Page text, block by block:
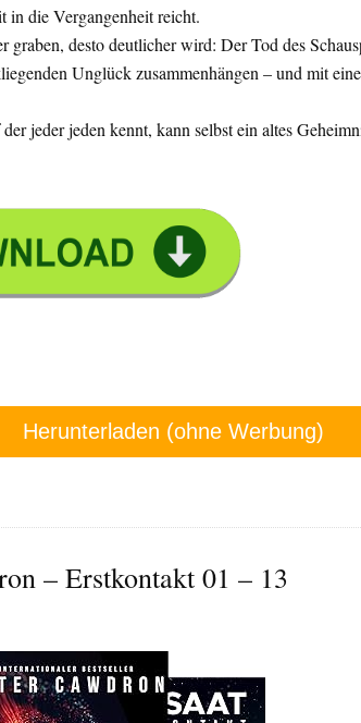
in die Vergangenheit reicht.
graben, desto deutlicher wird: Der Tod des
Unglück zusammenhängen – und mit
jeder jeden kennt, kann selbst ein altes
Herunterladen (ohne Werbung)
– Erstkontakt 01 – 13